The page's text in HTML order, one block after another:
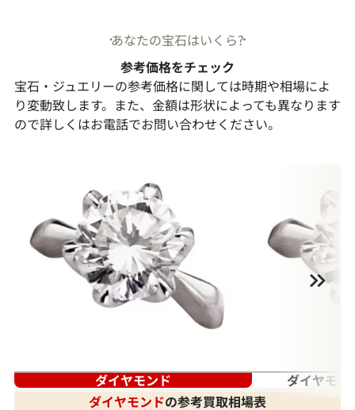
あなたの宝石はいくら?
参考価格をチェック
宝石・ジュエリーの参考価格に関しては時期や相場によ
り変動致します。また、金額は形状によっても異なります
ので詳しくはお電話でお問い合わせください。
ダイヤモンド
ダイヤモ
ダイヤモンドの参考買取相場表